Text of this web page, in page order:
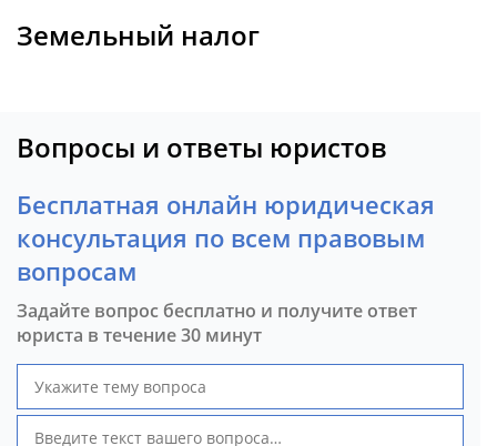
Земельный налог
Вопросы и ответы юристов
Бесплатная онлайн юридическая
консультация по всем правовым
вопросам
Задайте вопрос бесплатно и получите ответ
юриста в течение 30 минут